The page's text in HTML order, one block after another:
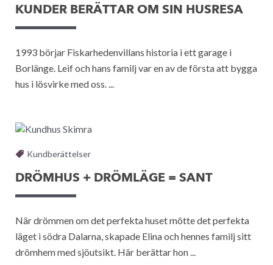
KUNDER BERÄTTAR OM SIN HUSRESA
1993 börjar Fiskarhedenvillans historia i ett garage i
Borlänge. Leif och hans familj var en av de första att bygga
hus i lösvirke med oss. ...
Kundberättelser
DRÖMHUS + DRÖMLÄGE = SANT
När drömmen om det perfekta huset mötte det perfekta
läget i södra Dalarna, skapade Elina och hennes familj sitt
drömhem med sjöutsikt. Här berättar hon ...